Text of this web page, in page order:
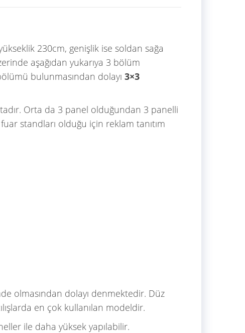
230cm, genişlik ise soldan sağa
aşağıdan yukarıya 3 bölüm
bulunmasından dolayı 3×3
Orta da 3 panel olduğundan 3 panelli
standları olduğu için reklam tanıtım
olmasından dolayı denmektedir. Düz
en çok kullanılan modeldir.
ile daha yüksek yapılabilir.